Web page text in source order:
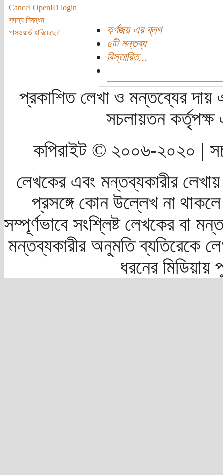
Cancel OpenID login
সদস্য নিবন্ধন
পাসওয়ার্ড হারিয়েছে?
কর্ণজয় এর ব্লগ
৫টি মন্তব্য
বিস্তারিত...
প্রকাশিত লেখা ও মন্তব্যের দায়
সচলায়তন
কপিরাইট © ২০০৬-২০২০ |
লেখকের এবং মন্তব্যকারীর
প্রসঙ্গে কোন উল্লেখ না
সম্পূর্ণভাবে সংশ্লিষ্ট লেখকের বা
মন্তব্যকারীর অনুমতি ব্যতিরেকে
ধরনের মিডিয়ায়